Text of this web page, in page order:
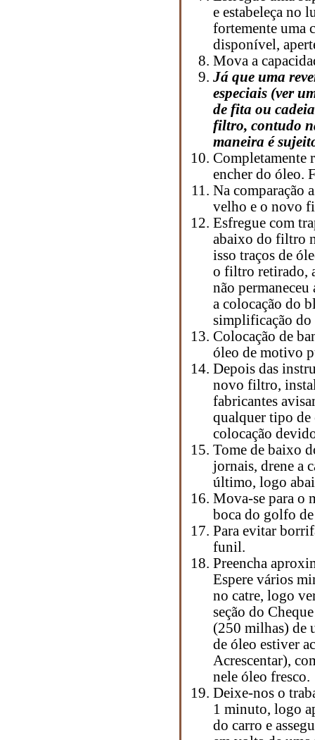
e estabeleça no
fortemente uma
disponível,
Mova a
Já que uma
especiais (ver
de fita ou
filtro, contudo
maneira é
Completamente
encher do óleo.
Na comparação
velho e o novo
Esfregue com
abaixo do filtro
isso traços de
o filtro retirado,
não
a colocação do
simplificação
Colocação de
óleo de motivo
Depois das
novo filtro,
fabricantes
qualquer tipo de
colocação
Tome de baixo
jornais, drene a
último, logo
Mova-se para o
boca do golfo
Para evitar
funil.
Preencha
Espere vários
no catre, logo
seção do
(250 milhas) de
de óleo estiver
Acrescentar),
nele óleo fresco.
Deixe-nos o
1 minuto, logo
do carro e